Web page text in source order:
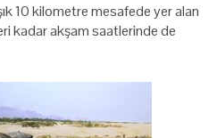
10 kilometre mesafede yer alan
kadar akşam saatlerinde de